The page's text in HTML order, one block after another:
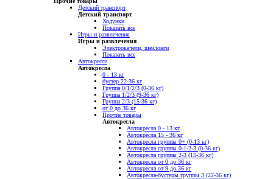
Детский транспорт
Детский транспорт
Ходунки
Показать все
Игры и развлечения
Игры и развлечения
Электрокачели, шезлонги
Показать все
Автокресла
Автокресла
0 - 13 кг
бустер 22-36 кг
Группа 0/1/2/3 (0-36 кг)
Группа 1/2/3 (9-36 кг)
Группа 2/3 (15-36 кг)
от 0 до 36 кг
Прочие товары
Автокресла
Автокресла 0 - 13 кг
Автокресла 15 - 36 кг
Автокресла группы 0+ (0-13 кг)
Автокресла группы 0-1-2-3 (0-36 кг)
Автокресла группы 2-3 (15-36 кг)
Автокресла от 0 до 36 кг
Автокресла от 9 до 36 кг
Автокресла-бустеры группы 3 (22-36 кг)